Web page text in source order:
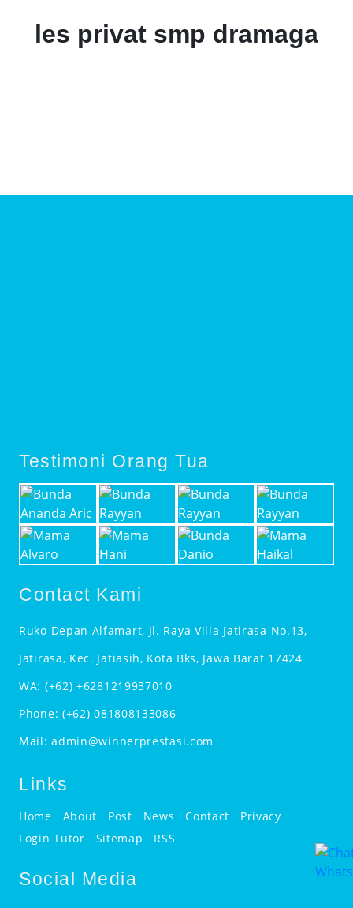
les privat smp dramaga
Testimoni Orang Tua
Contact Kami
Ruko Depan Alfamart, Jl. Raya Villa Jatirasa No.13,
Jatirasa, Kec. Jatiasih, Kota Bks, Jawa Barat 17424
WA: (+62) +6281219937010
Phone: (+62) 081808133086
Mail:admin@winnerprestasi.com
Links
Home About Post News Contact
Privacy
Login Tutor
Sitemap RSS
Social Media